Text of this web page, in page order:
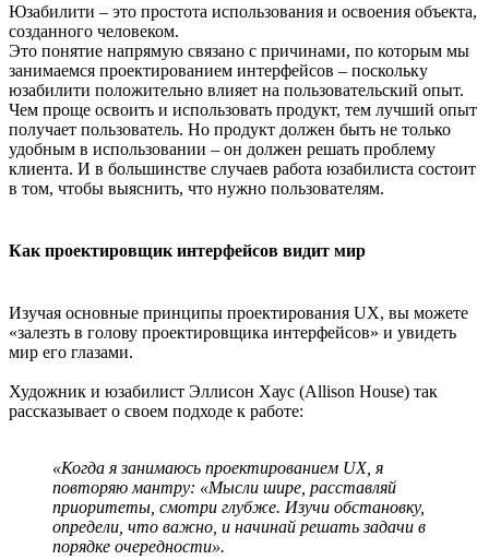
Юзабилити – это простота использования и освоения объекта,
созданного человеком.
Это понятие напрямую связано с причинами, по которым мы
занимаемся проектированием интерфейсов – поскольку
юзабилити положительно влияет на пользовательский опыт.
Чем проще освоить и использовать продукт, тем лучший опыт
получает пользователь. Но продукт должен быть не только
удобным в использовании – он должен решать проблему
клиента. И в большинстве случаев работа юзабилиста состоит
в том, чтобы выяснить, что нужно пользователям.
Как проектировщик интерфейсов видит мир
Изучая основные принципы проектирования UX, вы можете
«залезть в голову проектировщика интерфейсов» и увидеть
мир его глазами.
Художник и юзабилист Эллисон Хаус (Allison House) так
рассказывает о своем подходе к работе:
«Когда я занимаюсь проектированием UX, я
повторяю мантру: «Мысли шире, расставляй
приоритеты, смотри глубже. Изучи обстановку,
определи, что важно, и начинай решать задачи в
порядке очередности».